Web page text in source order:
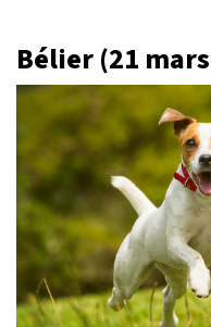
Bélier (21